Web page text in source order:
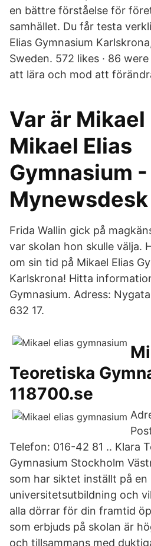
en bättre förståelse för
samhället. Du får testa
Elias Gymnasium
Sweden. 572 likes · 86
att lära och mod att
Var är Mikael
Mikael Elias
Gymnasium -
Mynewsdesk
Frida Wallin gick på
var skolan hon skulle välja.
om sin tid på Mikael Elias
Karlskrona! Hitta
Gymnasium. Adress:
632 17.
Teoretiska
118700.se
Telefon: 016-42 81 .. Klara
Gymnasium Stockholm
som har siktet inställt på en
universitetsutbildning och
alla dörrar för din framtid
som erbjuds på skolan är
och tillsammans med